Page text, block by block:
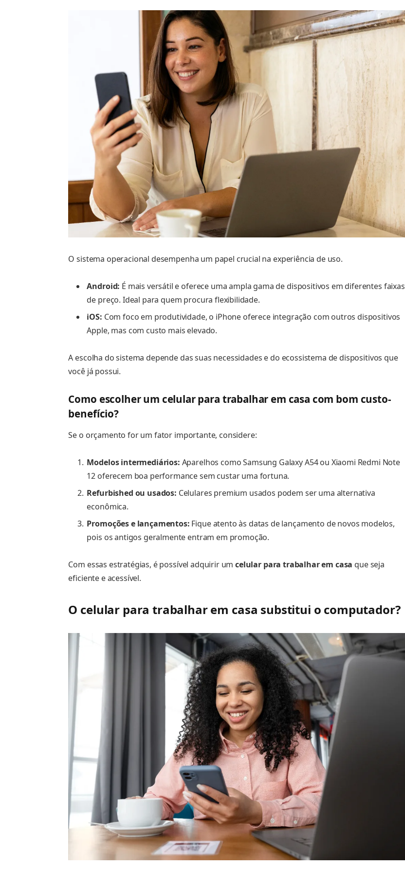
O sistema operacional desempenha um papel crucial na experiência de uso.
Android: É mais versátil e oferece uma ampla gama de dispositivos em diferentes faixas
de preço. Ideal para quem procura flexibilidade.
iOS: Com foco em produtividade, o iPhone oferece integração com outros dispositivos
Apple, mas com custo mais elevado.
A escolha do sistema depende das suas necessidades e do ecossistema de dispositivos que
você já possui.
Como escolher um celular para trabalhar em casa com bom custo-
benefício?
Se o orçamento for um fator importante, considere:
Modelos intermediários: Aparelhos como Samsung Galaxy A54 ou Xiaomi Redmi Note
12 oferecem boa performance sem custar uma fortuna.
Refurbished ou usados: Celulares premium usados podem ser uma alternativa
econômica.
Promoções e lançamentos: Fique atento às datas de lançamento de novos modelos,
pois os antigos geralmente entram em promoção.
Com essas estratégias, é possível adquirir umcelular para trabalhar em casa que seja
eficiente e acessível.
O celular para trabalhar em casa substitui o computador?